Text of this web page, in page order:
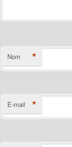
Nom *
E-mail *